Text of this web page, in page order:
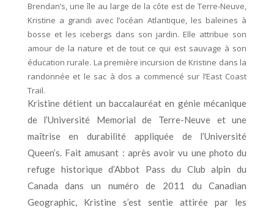
Brendan’s, une île au large de la côte est de Terre-Neuve,
Kristine a grandi avec l’océan Atlantique, les baleines à
bosse et les icebergs dans son jardin. Elle attribue son
amour de la nature et de tout ce qui est sauvage à son
éducation rurale. La première incursion de Kristine dans la
randonnée et le sac à dos a commencé sur l’East Coast
Trail.
Kristine détient un baccalauréat en génie mécanique
de l’Université Memorial de Terre-Neuve et une
maîtrise en durabilité appliquée de l’Université
Queen’s. Fait amusant : après avoir vu une photo du
refuge historique d’Abbot Pass du Club alpin du
Canada dans un numéro de 2011 du Canadian
Geographic, Kristine s’est sentie attirée par les